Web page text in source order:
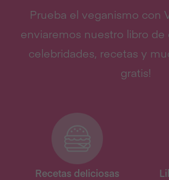
Prueba el veganismo con
enviaremos nuestro libro de
celebridades, recetas y
gratis!
Recetas deliciosas